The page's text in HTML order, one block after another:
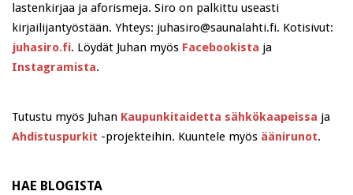
lastenkirjaa ja aforismeja. Siro on palkittu useasti
kirjailijantyöstään. Yhteys: juhasiro@saunalahti.fi. Kotisivut:
juhasiro.fi. Löydät Juhan myös Facebookista ja
Instagramista.
Tutustu myös Juhan Kaupunkitaidetta sähkökaapeissa ja
Ahdistuspurkit -projekteihin. Kuuntele myös äänirunot.
HAE BLOGISTA